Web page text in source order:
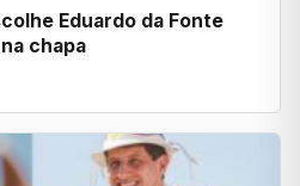
Eduardo da Fonte
chapa